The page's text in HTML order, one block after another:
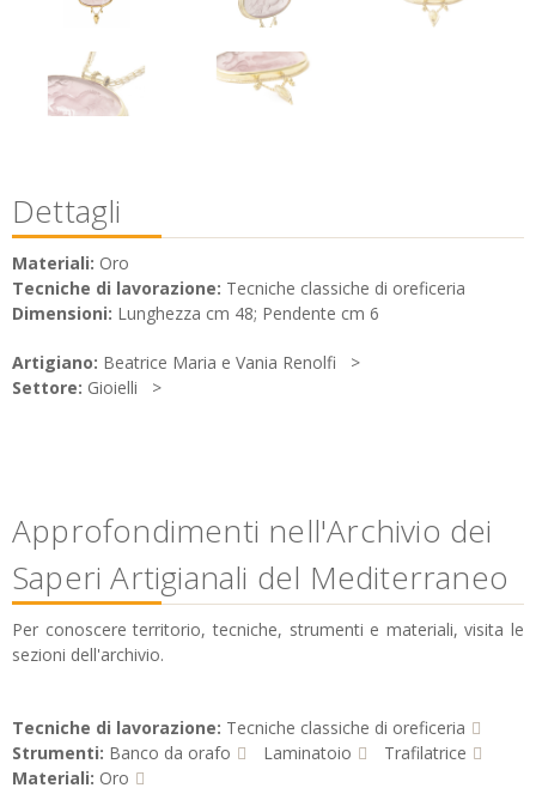
Dettagli
Materiali: Oro
Tecniche di lavorazione: Tecniche classiche di oreficeria
Dimensioni: Lunghezza cm 48; Pendente cm 6
Artigiano: Beatrice Maria e Vania Renolfi
Settore: Gioielli
Approfondimenti nell'Archivio dei
Saperi Artigianali del Mediterraneo
Per conoscere territorio, tecniche, strumenti e materiali, visita le
sezioni dell'archivio.
Tecniche di lavorazione: Tecniche classiche di oreficeria
Strumenti: Banco da orafo Laminatoio
Trafilatrice
Materiali: Oro